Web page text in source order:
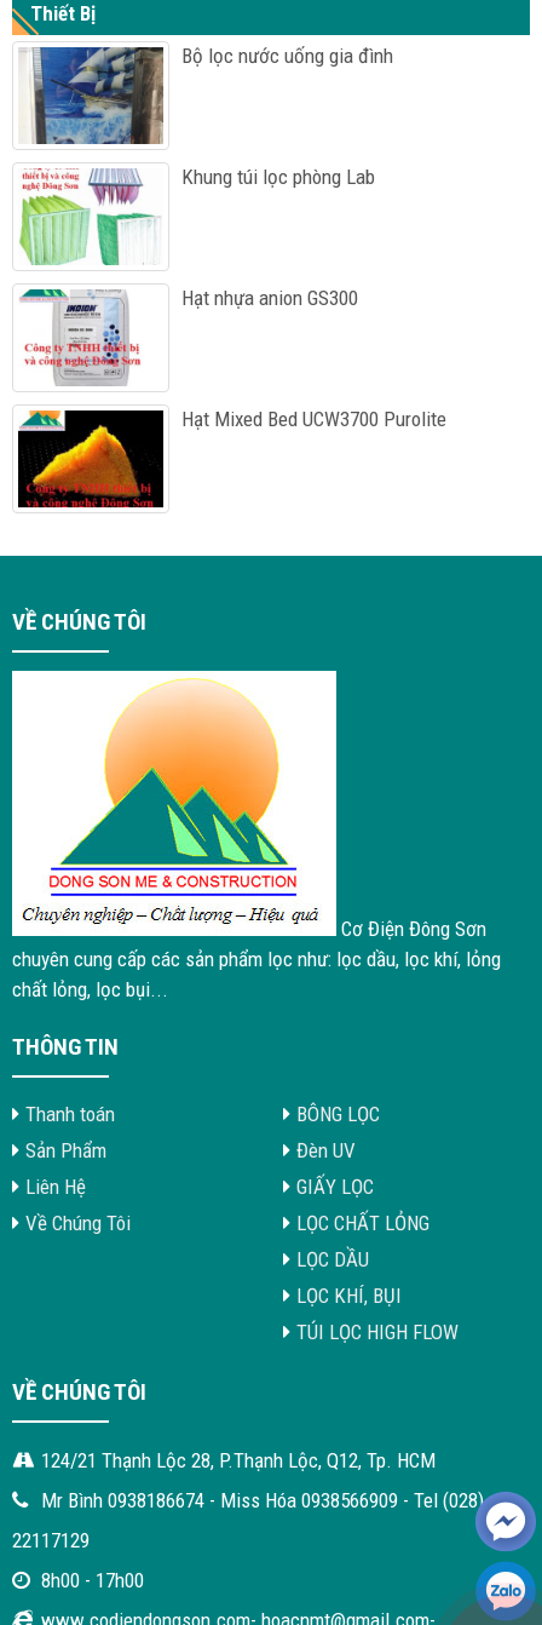
Thiết Bị
Bộ lọc nước uống gia đình
Khung túi lọc phòng Lab
Hạt nhựa anion GS300
Hạt Mixed Bed UCW3700 Purolite
VỀ CHÚNG TÔI
Cơ Điện Đông Sơn
chuyên cung cấp các sản phẩm lọc như: lọc dầu, lọc khí, lỏng
chất lỏng, lọc bụi...
THÔNG TIN
Thanh toán
Sản Phẩm
Liên Hệ
Về Chúng Tôi
BÔNG LỌC
Đèn UV
GIẤY LỌC
LỌC CHẤT LỎNG
LỌC DẦU
LỌC KHÍ, BỤI
TÚI LỌC HIGH FLOW
VỀ CHÚNG TÔI
124/21 Thạnh Lộc 28, P.Thạnh Lộc, Q12, Tp. HCM
Mr Bình 0938186674 - Miss Hóa 0938566909 - Tel (028)
22117129
8h00 - 17h00
www.codiendongson.com- hoacnmt@gmail.com-